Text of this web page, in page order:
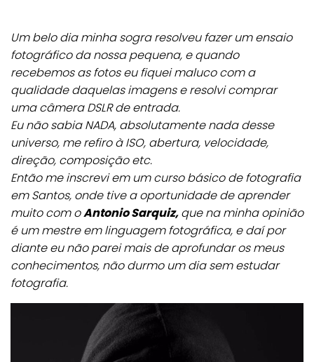
Um belo dia minha sogra resolveu fazer um ensaio
fotográfico da nossa pequena, e quando
recebemos as fotos eu fiquei maluco com a
qualidade daquelas imagens e resolvi comprar
uma câmera DSLR de entrada.
Eu não sabia NADA, absolutamente nada desse
universo, me refiro à ISO, abertura, velocidade,
direção, composição etc.
Então me inscrevi em um curso básico de fotografia
em Santos, onde tive a oportunidade de aprender
muito com oAntonio Sarquiz,que na minha opinião
é um mestre em linguagem fotográfica, e daí por
diante eu não parei mais de aprofundar os meus
conhecimentos, não durmo um dia sem estudar
fotografia.